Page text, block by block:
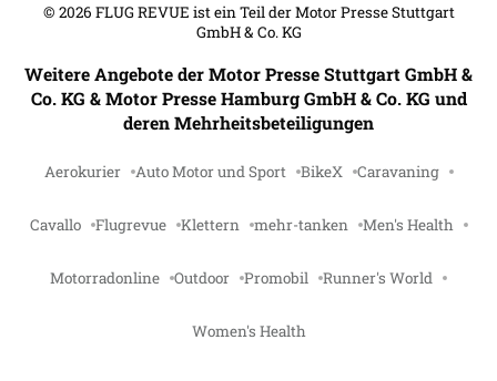
© 2026 FLUG REVUE ist ein Teil der Motor Presse Stuttgart
GmbH & Co. KG
Weitere Angebote der Motor Presse Stuttgart GmbH &
Co. KG & Motor Presse Hamburg GmbH & Co. KG und
deren Mehrheitsbeteiligungen
Aerokurier Auto Motor und Sport BikeX Caravaning
Cavallo Flugrevue Klettern mehr-tanken Men's Health
Motorradonline Outdoor Promobil Runner's World
Women's Health